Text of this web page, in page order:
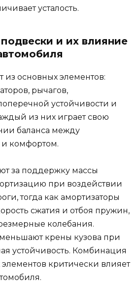
усталость.
и их влияние
из основных элементов:
рычагов,
устойчивости и
из них играет свою
баланса между
комфортом.
за поддержку массы
при воздействии
тогда как амортизаторы
сжатия и отбоя пружин,
колебания.
крены кузова при
устойчивость. Комбинация
элементов критически влияет